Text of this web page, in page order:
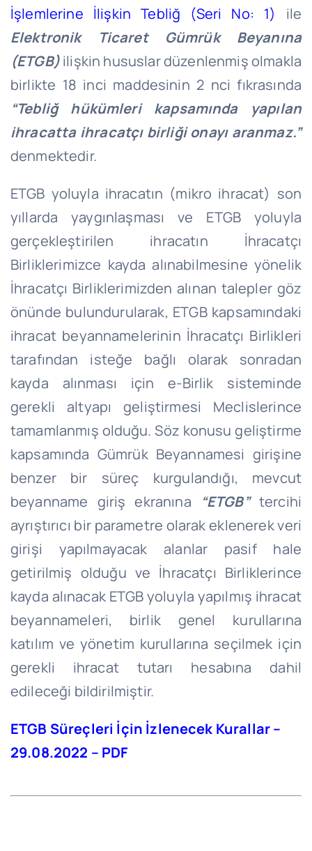
İşlemlerine İlişkin Tebliğ (Seri No: 1)
ile
Elektronik Ticaret Gümrük Beyanına
(ETGB)ilişkin hususlar düzenlenmiş olmakla
birlikte 18 inci maddesinin 2 nci fıkrasında
“Tebliğ hükümleri kapsamında yapılan
ihracatta ihracatçı birliği onayı aranmaz.”
denmektedir.
ETGB yoluyla ihracatın (mikro ihracat) son
yıllarda yaygınlaşması ve ETGB yoluyla
gerçekleştirilen ihracatın İhracatçı
Birliklerimizce kayda alınabilmesine yönelik
İhracatçı Birliklerimizden alınan talepler göz
önünde bulundurularak, ETGB kapsamındaki
ihracat beyannamelerinin İhracatçı Birlikleri
tarafından isteğe bağlı olarak sonradan
kayda alınması için e-Birlik sisteminde
gerekli altyapı geliştirmesi Meclislerince
tamamlanmış olduğu. Söz konusu geliştirme
kapsamında Gümrük Beyannamesi girişine
benzer bir süreç kurgulandığı, mevcut
beyanname giriş ekranına
“ETGB” tercihi
ayrıştırıcı bir parametre olarak eklenerek veri
girişi yapılmayacak alanlar pasif hale
getirilmiş olduğu ve İhracatçı Birliklerince
kayda alınacak ETGB yoluyla yapılmış ihracat
beyannameleri, birlik genel kurullarına
katılım ve yönetim kurullarına seçilmek için
gerekli ihracat tutarı hesabına dahil
edileceği bildirilmiştir.
ETGB Süreçleri İçin İzlenecek Kurallar –
29.08.2022 – PDF